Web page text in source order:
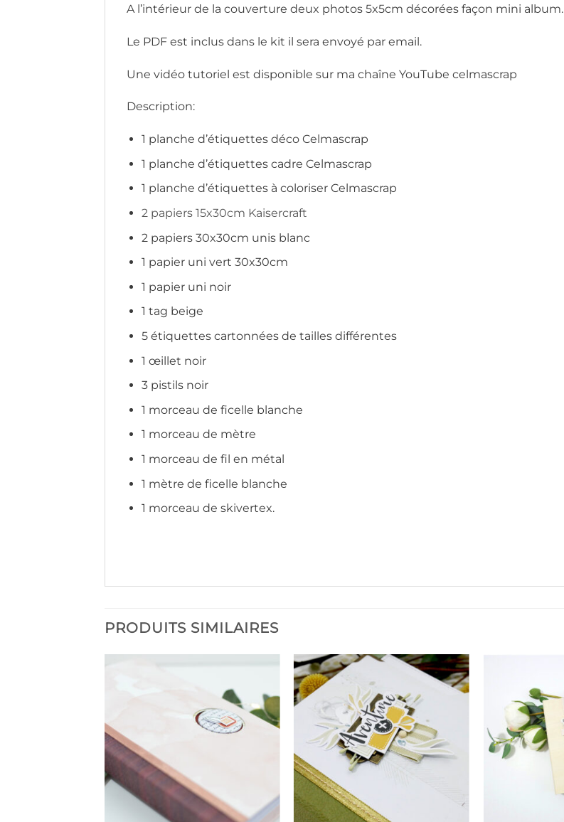
A l’intérieur de la couverture deux photos 5x5cm décorées façon mini album.
Le PDF est inclus dans le kit il sera envoyé par email.
Une vidéo tutoriel est disponible sur ma chaîne YouTube celmascrap
Description:
1 planche d’étiquettes déco Celmascrap
1 planche d’étiquettes cadre Celmascrap
1 planche d’étiquettes à coloriser Celmascrap
2 papiers 15x30cm Kaisercraft
2 papiers 30x30cm unis blanc
1 papier uni vert 30x30cm
1 papier uni noir
1 tag beige
5 étiquettes cartonnées de tailles différentes
1 œillet noir
3 pistils noir
1 morceau de ficelle blanche
1 morceau de mètre
1 morceau de fil en métal
1 mètre de ficelle blanche
1 morceau de skivertex.
PRODUITS SIMILAIRES